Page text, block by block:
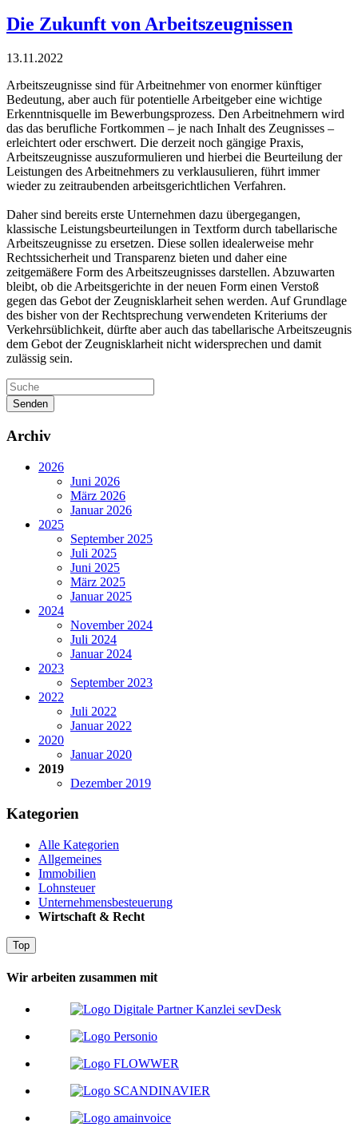
Die Zukunft von Arbeitszeugnissen
13.11.2022
Arbeitszeugnisse sind für Arbeitnehmer von enormer künftiger
Bedeutung, aber auch für potentielle Arbeitgeber eine wichtige
Erkenntnisquelle im Bewerbungsprozess. Den Arbeitnehmern wird
das das berufliche Fortkommen – je nach Inhalt des Zeugnisses –
erleichtert oder erschwert. Die derzeit noch gängige Praxis,
Arbeitszeugnisse auszuformulieren und hierbei die Beurteilung der
Leistungen des Arbeitnehmers zu verklausulieren, führt immer
wieder zu zeitraubenden arbeitsgerichtlichen Verfahren.
Daher sind bereits erste Unternehmen dazu übergegangen,
klassische Leistungsbeurteilungen in Textform durch tabellarische
Arbeitszeugnisse zu ersetzen. Diese sollen idealerweise mehr
Rechtssicherheit und Transparenz bieten und daher eine
zeitgemäßere Form des Arbeitszeugnisses darstellen. Abzuwarten
bleibt, ob die Arbeitsgerichte in der neuen Form einen Verstoß
gegen das Gebot der Zeugnisklarheit sehen werden. Auf Grundlage
des bisher von der Rechtsprechung verwendeten Kriteriums der
Verkehrsüblichkeit, dürfte aber auch das tabellarische Arbeitszeugnis
dem Gebot der Zeugnisklarheit nicht widersprechen und damit
zulässig sein.
Senden
Archiv
2026
Juni 2026
März 2026
Januar 2026
2025
September 2025
Juli 2025
Juni 2025
März 2025
Januar 2025
2024
November 2024
Juli 2024
Januar 2024
2023
September 2023
2022
Juli 2022
Januar 2022
2020
Januar 2020
2019
Dezember 2019
Kategorien
Alle Kategorien
Allgemeines
Immobilien
Lohnsteuer
Unternehmensbesteuerung
Wirtschaft & Recht
Top
Wir arbeiten zusammen mit